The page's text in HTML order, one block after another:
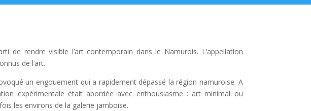
rendre visible l’art contemporain dans le Namurois. L’appellation
de l’art.
un engouement qui a rapidement dépassé la région namuroise. A
expérimentale était abordée avec enthousiasme : art minimal ou
les environs de la galerie jamboise.